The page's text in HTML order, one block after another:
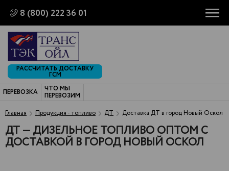
8 (800) 222 36 01
РАССЧИТАТЬ ДОСТАВКУ
ГСМ
ПЕРЕВОЗКА
ЧТО МЫ
ПЕРЕВОЗИМ
Главная
Продукция - топливо ДТ Доставка ДТ в город Новый Оскол
ДТ — ДИЗЕЛЬНОЕ ТОПЛИВО ОПТОМ С
ДОСТАВКОЙ В ГОРОД НОВЫЙ ОСКОЛ